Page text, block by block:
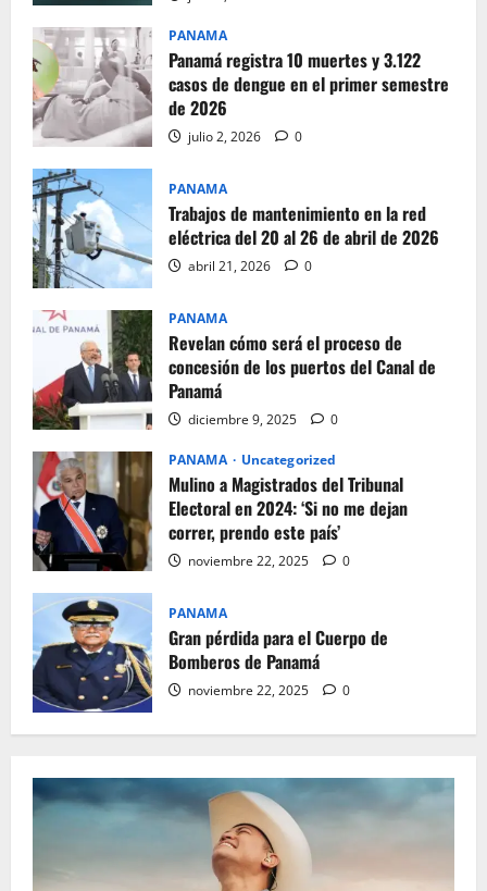
PANAMA
Panamá registra 10 muertes y 3.122
casos de dengue en el primer semestre
de 2026
julio 2, 2026 0
PANAMA
Trabajos de mantenimiento en la red
eléctrica del 20 al 26 de abril de 2026
abril 21, 2026 0
PANAMA
Revelan cómo será el proceso de
concesión de los puertos del Canal de
Panamá
diciembre 9, 2025 0
PANAMA Uncategorized
Mulino a Magistrados del Tribunal
Electoral en 2024: ‘Si no me dejan
correr, prendo este país’
noviembre 22, 2025 0
PANAMA
Gran pérdida para el Cuerpo de
Bomberos de Panamá
noviembre 22, 2025 0